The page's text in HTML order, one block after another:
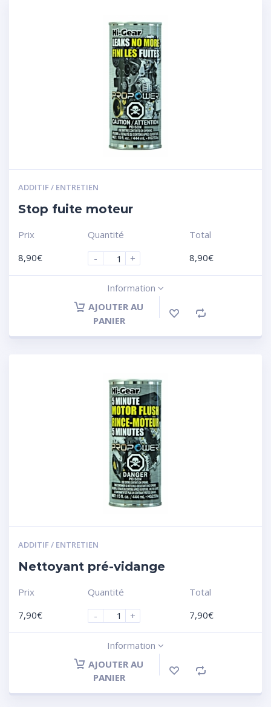
ADDITIF / ENTRETIEN
Stop fuite moteur
Prix
8,90€
Quantité
-
+
Total
8,90€
Information
AJOUTER AU
PANIER
ADDITIF / ENTRETIEN
Nettoyant pré-vidange
Prix
7,90€
Quantité
-
+
Total
7,90€
Information
AJOUTER AU
PANIER